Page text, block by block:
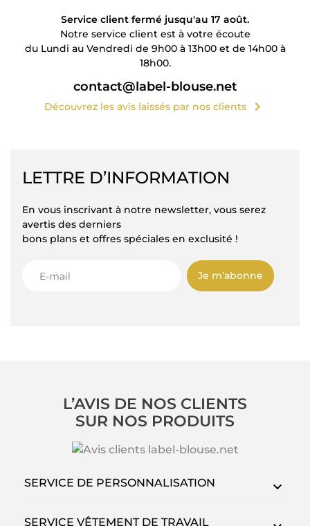
Service client fermé jusqu'au 17 août.
Notre service client est à votre écoute
du Lundi au Vendredi de 9h00 à 13h00 et de 14h00 à
18h00.
contact@label-blouse.net
Découvrez les avis laissés par nos clients chevron_right
LETTRE D’INFORMATION
En vous inscrivant à notre newsletter, vous serez
avertis des derniers
bons plans et offres spéciales en exclusité !
Je m’abonne
L’AVIS DE NOS CLIENTS
SUR NOS PRODUITS
SERVICE DE PERSONNALISATION
SERVICE VÊTEMENT DE TRAVAIL